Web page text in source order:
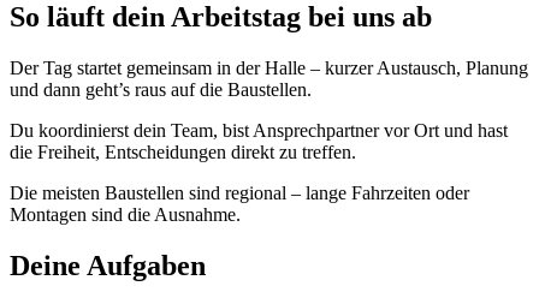
So läuft dein Arbeitstag bei uns ab
Der Tag startet gemeinsam in der Halle – kurzer Austausch, Planung
und dann geht’s raus auf die Baustellen.
Du koordinierst dein Team, bist Ansprechpartner vor Ort und hast
die Freiheit, Entscheidungen direkt zu treffen.
Die meisten Baustellen sind regional – lange Fahrzeiten oder
Montagen sind die Ausnahme.
Deine Aufgaben